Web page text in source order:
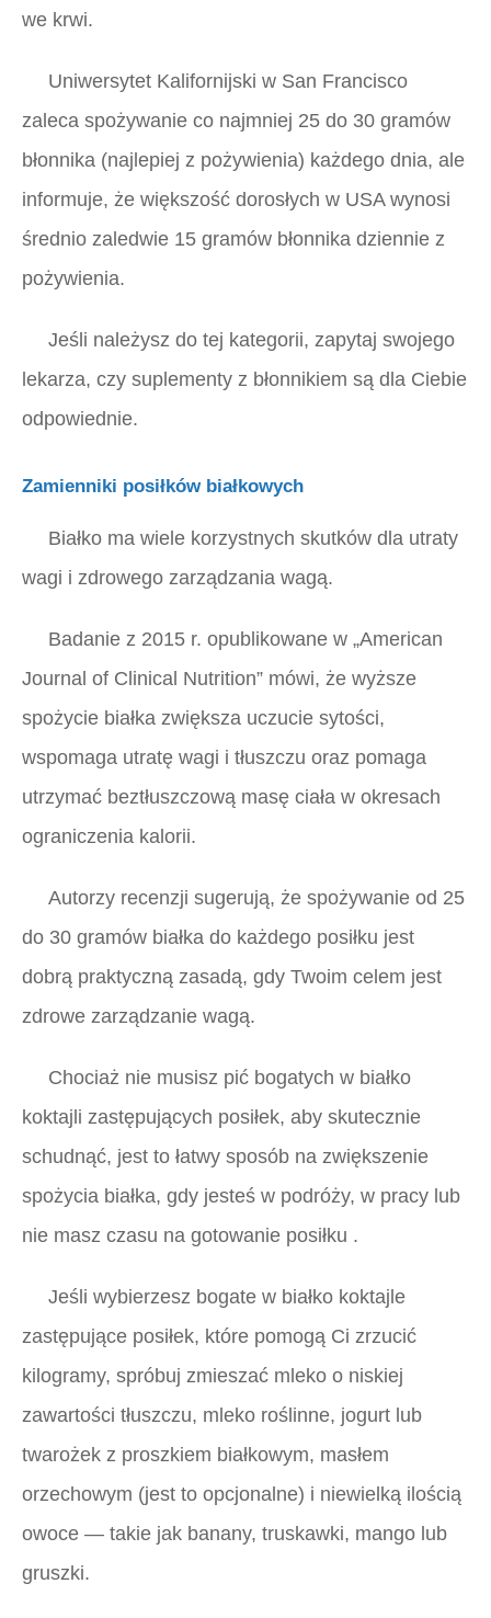
we krwi.
Uniwersytet Kalifornijski w San Francisco
zaleca spożywanie co najmniej 25 do 30 gramów
błonnika (najlepiej z pożywienia) każdego dnia, ale
informuje, że większość dorosłych w USA wynosi
średnio zaledwie 15 gramów błonnika dziennie z
pożywienia.
Jeśli należysz do tej kategorii, zapytaj swojego
lekarza, czy suplementy z błonnikiem są dla Ciebie
odpowiednie.
Zamienniki posiłków białkowych
Białko ma wiele korzystnych skutków dla utraty
wagi i zdrowego zarządzania wagą.
Badanie z 2015 r. opublikowane w „American
Journal of Clinical Nutrition” mówi, że wyższe
spożycie białka zwiększa uczucie sytości,
wspomaga utratę wagi i tłuszczu oraz pomaga
utrzymać beztłuszczową masę ciała w okresach
ograniczenia kalorii.
Autorzy recenzji sugerują, że spożywanie od 25
do 30 gramów białka do każdego posiłku jest
dobrą praktyczną zasadą, gdy Twoim celem jest
zdrowe zarządzanie wagą.
Chociaż nie musisz pić bogatych w białko
koktajli zastępujących posiłek, aby skutecznie
schudnąć, jest to łatwy sposób na zwiększenie
spożycia białka, gdy jesteś w podróży, w pracy lub
nie masz czasu na gotowanie posiłku .
Jeśli wybierzesz bogate w białko koktajle
zastępujące posiłek, które pomogą Ci zrzucić
kilogramy, spróbuj zmieszać mleko o niskiej
zawartości tłuszczu, mleko roślinne, jogurt lub
twarożek z proszkiem białkowym, masłem
orzechowym (jest to opcjonalne) i niewielką ilością
owoce — takie jak banany, truskawki, mango lub
gruszki.